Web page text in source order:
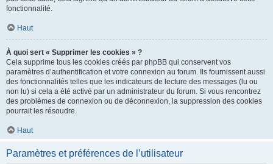
fonctionnalité.
Haut
À quoi sert « Supprimer les cookies » ?
Cela supprime tous les cookies créés par phpBB qui conservent vos
paramètres d’authentification et votre connexion au forum. Ils fournissent aussi
des fonctionnalités telles que les indicateurs de lecture des messages (lu ou
non lu) si cela a été activé par un administrateur du forum. Si vous rencontrez
des problèmes de connexion ou de déconnexion, la suppression des cookies
pourrait les résoudre.
Haut
Paramètres et préférences de l’utilisateur